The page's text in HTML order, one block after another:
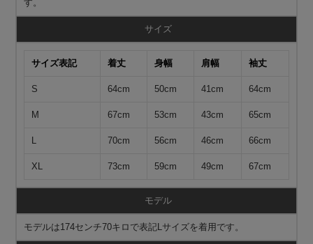
す。
サイズ
サイズ表記 着丈 身幅 肩幅 袖丈
S 64cm 50cm 41cm 64cm
M 67cm 53cm 43cm 65cm
L 70cm 56cm 46cm 66cm
XL 73cm 59cm 49cm 67cm
モデル
モデルは174センチ70キロで表記Lサイズを着用です。